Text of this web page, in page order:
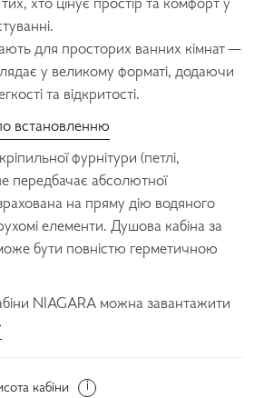
хто цінує простір та комфорт у
для просторих ванних кімнат —
у великому форматі, додаючи
та відкритості.
встановленню
фурнітури (петлі,
передбачає абсолютної
на пряму дію водяного
елементи. Душова кабіна за
бути повністю герметичною
NIAGARA можна завантажити
кабіни